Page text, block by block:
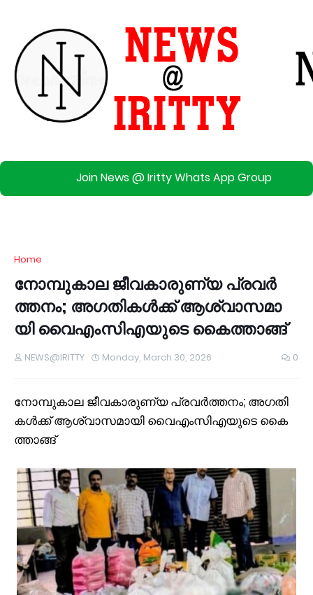
Join News @ Iritty Whats App Group
Home
നോ​മ്പു​കാ​ല ജീ​വ​കാ​രു​ണ്യ പ്ര​വ​ർ​
ത്ത​നം; അ​ഗ​തി​ക​ൾ​ക്ക് ആ​ശ്വാ​സ​മാ​
യി വൈ​എം​സി​എ​യു​ടെ കൈ​ത്താ​ങ്ങ്
NEWS@IRITTY Monday, March 30, 2026 0
നോ​മ്പു​കാ​ല ജീ​വ​കാ​രു​ണ്യ പ്ര​വ​ർ​ത്ത​നം; അ​ഗ​തി​
ക​ൾ​ക്ക് ആ​ശ്വാ​സ​മാ​യി വൈ​എം​സി​എ​യു​ടെ കൈ​
ത്താ​ങ്ങ്